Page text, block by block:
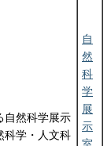
自然科学展示
科学・人文科
自
然
科
学
展
示